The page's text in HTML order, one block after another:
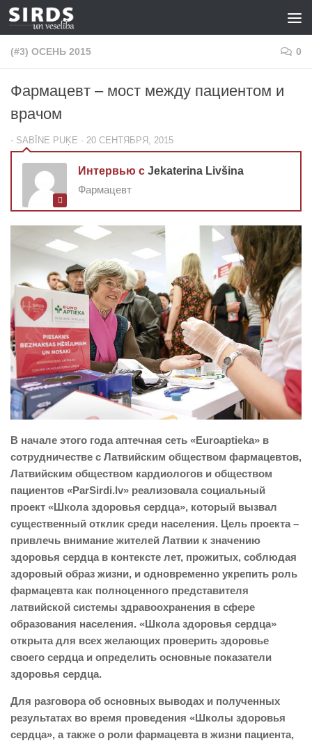
Перейти к содержимому
(#3) ОСЕНЬ 2015 0
Фармацевт – мост между пациентом и
врачом
- SABĪNE PUĶE · 20 СЕНТЯБРЯ, 2015
Интервью с Je­ka­te­ri­na Livšina
Фармацевт
В начале этого года аптечная сеть «Euroaptieka» в
сотрудничестве с Латвийским обществом фармацевтов,
Латвийским обществом кардиологов и обществом
пациентов «ParSirdi.lv» реализовала социальный
проект «Школа здоровья сердца», который вызвал
существенный отклик среди населения. Цель проекта –
привлечь внимание жителей Латвии к значению
здоровья сердца в контексте лет, прожитых, соблюдая
здоровый образ жизни, и одновременно укрепить роль
фармацевта как полноценного представителя
латвийской системы здравоохранения в сфере
образования населения. «Школа здоровья сердца»
открыта для всех желающих проверить здоровье
своего сердца и определить основные показатели
здоровья сердца.
Для разговора об основных выводах и полученных
результатах во время проведения «Школы здоровья
сердца», а также о роли фармацевта в жизни пациента,